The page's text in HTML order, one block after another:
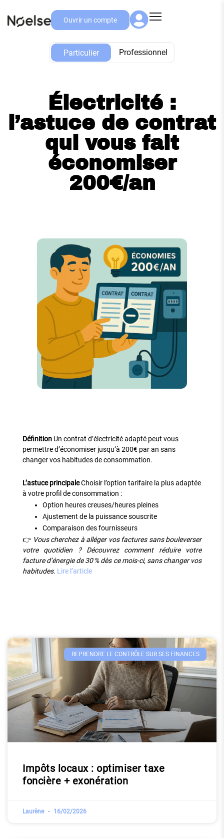
Ouvrir un compte
Particulier Professionnel
Particulier
Électricité :
l’astuce de contrat
qui vous fait
économiser
200€/an
Définition Un contrat d’électricité adapté peut vous
permettre d’économiser jusqu’à 200€ par an sans
changer vos habitudes de consommation.
L’astuce principaleChoisir l’option tarifaire la plus adaptée
à votre profil de consommation :
Option heures creuses/heures pleines
Ajustement de la puissance souscrite
Comparaison des fournisseurs
👉 Vous cherchez à alléger vos factures sans bouleverser
votre quotidien ? Découvrez comment réduire votre
facture d’énergie de 30 % dès ce mois-ci, sans changer vos
habitudes. Lire l’article
REPRENDRE LE CONTRÔLE SUR SES FINANCES
Impôts locaux : optimiser taxe
foncière + exonération
Laurène 16/02/2026